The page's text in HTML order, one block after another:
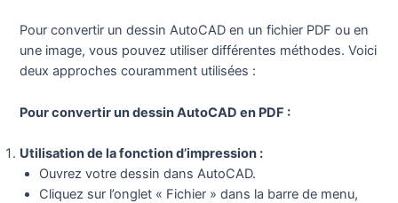
Pour convertir un dessin AutoCAD en un fichier PDF ou en
une image, vous pouvez utiliser différentes méthodes. Voici
deux approches couramment utilisées :
Pour convertir un dessin AutoCAD en PDF :
Utilisation de la fonction d’impression :
Ouvrez votre dessin dans AutoCAD.
Cliquez sur l’onglet « Fichier » dans la barre de menu,